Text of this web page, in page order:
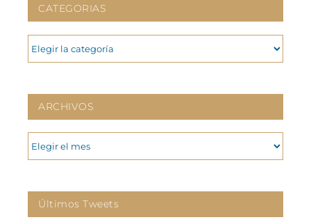
CATEGORIAS
CATEGORIAS
ARCHIVOS
ARCHIVOS
Últimos Tweets